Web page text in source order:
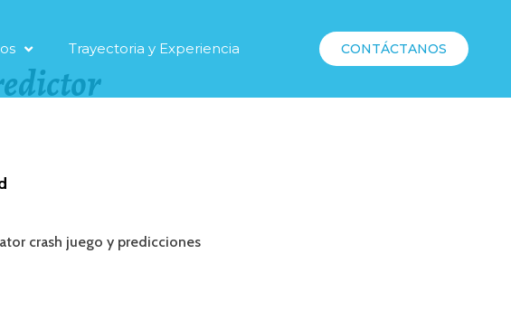
Trayectoria y Experiencia CONTÁCTANOS
crash juego y predicciones